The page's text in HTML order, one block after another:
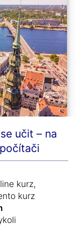
učit – na
kurz,
kurz